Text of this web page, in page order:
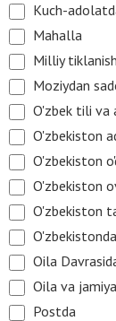
Kuch-
Mahalla
Milliy tiklanish
Moziydan
O'zbek tili va
O'zbekiston
O'zbekiston
O'zbekiston
O'zbekiston
Oila
Oila va
Postda